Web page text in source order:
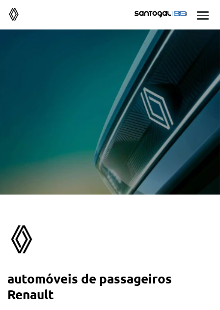
automóveis de passageiros
Renault